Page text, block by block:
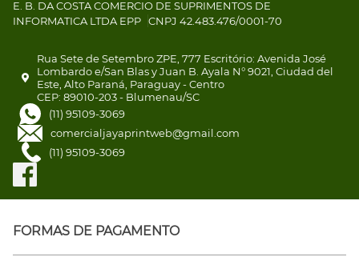
E. B. DA COSTA COMERCIO DE SUPRIMENTOS DE
INFORMATICA LTDA EPP CNPJ 42.483.476/0001-70
Rua Sete de Setembro ZPE, 777 Escritório: Avenida José
Lombardo e/San Blas y Juan B. Ayala N° 9021, Ciudad del
Este, Alto Paraná, Paraguay - Centro
CEP: 89010-203 - Blumenau/SC
(11) 95109-3069
comercialjayaprintweb@gmail.com
(11) 95109-3069
FORMAS DE PAGAMENTO